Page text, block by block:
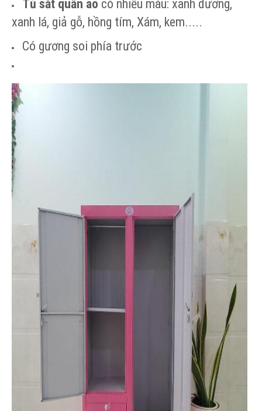
Tủ sắt quần áo có nhiều màu: xanh dương,
xanh lá, giả gỗ, hồng tím, Xám, kem.....
Có gương soi phía trước